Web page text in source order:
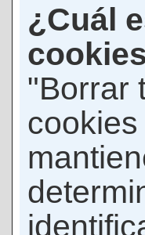
¿Cuál
"Borrar